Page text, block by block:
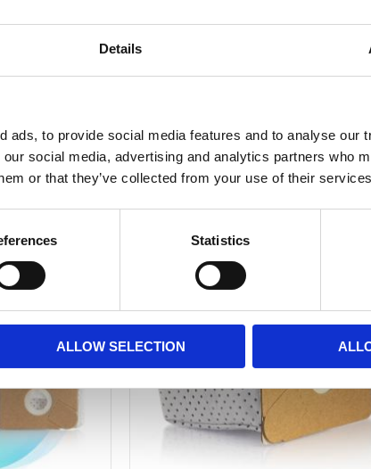
Details
ads, to provide social media features and to analyse our
social media, advertising and analytics partners who
or that they’ve collected from your use of their
Statistics
ALLOW SELECTION
Lägg till i favoriter
Brusher
Brusher med 4 huvuden